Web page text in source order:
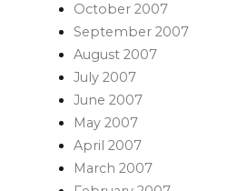
October 2007
September 2007
August 2007
July 2007
June 2007
May 2007
April 2007
March 2007